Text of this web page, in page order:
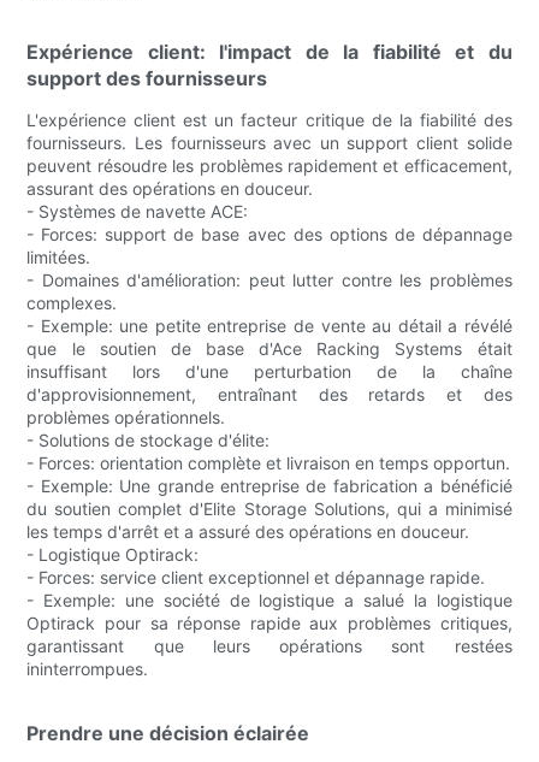
Expérience client: l'impact de la fiabilité et du
support des fournisseurs
L'expérience client est un facteur critique de la fiabilité des
fournisseurs. Les fournisseurs avec un support client solide
peuvent résoudre les problèmes rapidement et efficacement,
assurant des opérations en douceur.
- Systèmes de navette ACE:
- Forces: support de base avec des options de dépannage
limitées.
- Domaines d'amélioration: peut lutter contre les problèmes
complexes.
- Exemple: une petite entreprise de vente au détail a révélé
que le soutien de base d'Ace Racking Systems était
insuffisant lors d'une perturbation de la chaîne
d'approvisionnement, entraînant des retards et des
problèmes opérationnels.
- Solutions de stockage d'élite:
- Forces: orientation complète et livraison en temps opportun.
- Exemple: Une grande entreprise de fabrication a bénéficié
du soutien complet d'Elite Storage Solutions, qui a minimisé
les temps d'arrêt et a assuré des opérations en douceur.
- Logistique Optirack:
- Forces: service client exceptionnel et dépannage rapide.
- Exemple: une société de logistique a salué la logistique
Optirack pour sa réponse rapide aux problèmes critiques,
garantissant que leurs opérations sont restées
ininterrompues.
Prendre une décision éclairée